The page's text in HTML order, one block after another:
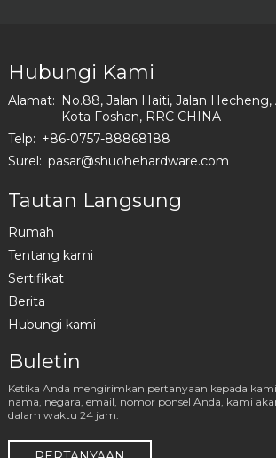
Hubungi Kami
Alamat: No.88, Jalan Haiti, Jalan
Kota Foshan, RRC CHINA
Telp: +86-0757-88868188
Surel: pasar@shuohehardware.com
Tautan Langsung
Rumah
Tentang kami
Sertifikat
Berita
Hubungi kami
Buletin
Ketika Anda mengirimkan pertanyaan kepada
nama, negara, email, nomor ponsel Anda, kami
dalam waktu 24 jam.